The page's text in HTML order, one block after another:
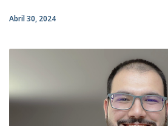
Abril 30, 2024